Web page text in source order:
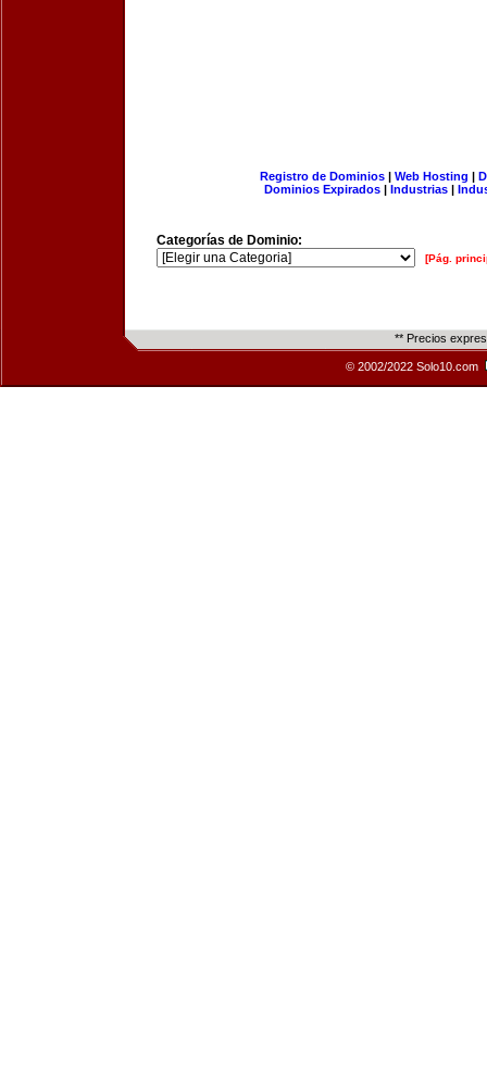
Registro de Dominios| Web Hosting |
Dominios Expirados | Industrias |
Categorías de Dominio:
[Pág.
** Precios
© 2002/2022 Solo10.com